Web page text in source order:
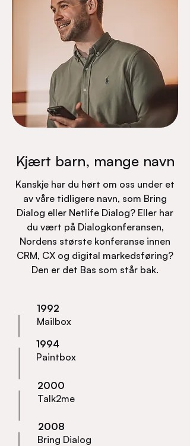
Kjært barn, mange navn
Kanskje har du hørt om oss under et
av våre tidligere navn, som Bring
Dialog eller Netlife Dialog? Eller har
du vært på Dialogkonferansen,
Nordens største konferanse innen
CRM, CX og digital markedsføring?
Den er det Bas som står bak.
1992
Mailbox
1994
Paintbox
2000
Talk2me
2008
Bring Dialog